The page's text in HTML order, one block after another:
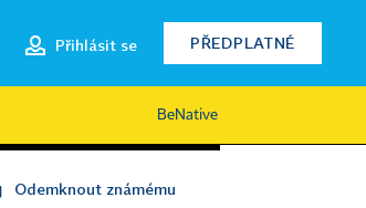
Přihlásit se PŘEDPLATNÉ
BeNative
Odemknout známému